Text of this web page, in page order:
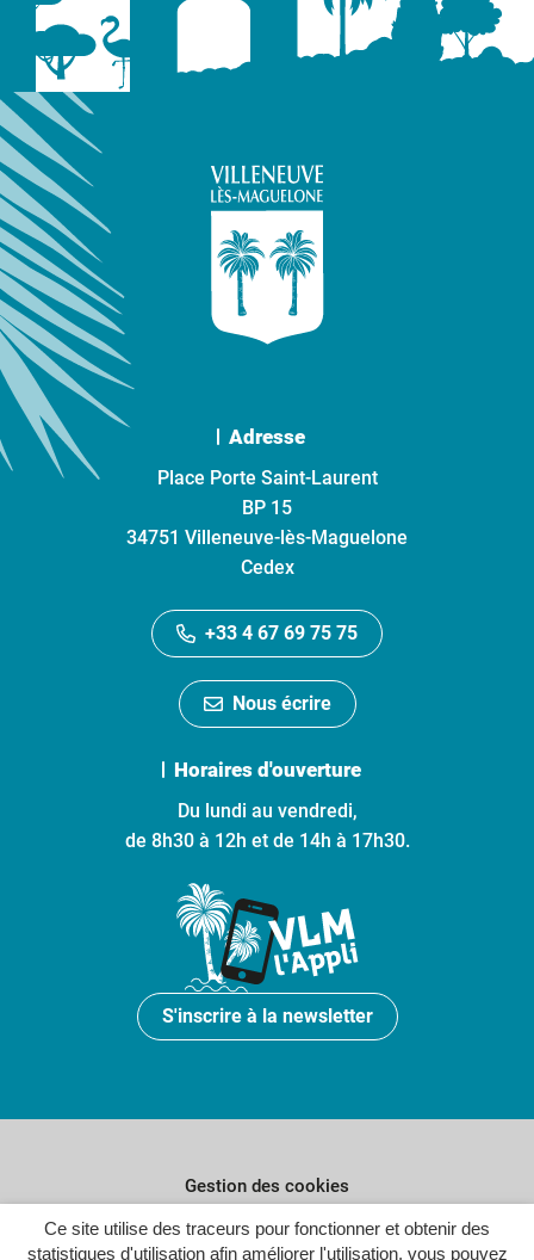
Ce site utilise des traceurs pour fonctionner et obtenir des
statistiques d'utilisation afin améliorer l'utilisation, vous pouvez
Adresse
Place Porte Saint-Laurent
BP 15
34751 Villeneuve-lès-Maguelone
Cedex
+33 4 67 69 75 75
Nous écrire
Horaires d'ouverture
Du lundi au vendredi,
de 8h30 à 12h et de 14h à 17h30.
S'inscrire à la newsletter
Gestion des cookies
Plan du site